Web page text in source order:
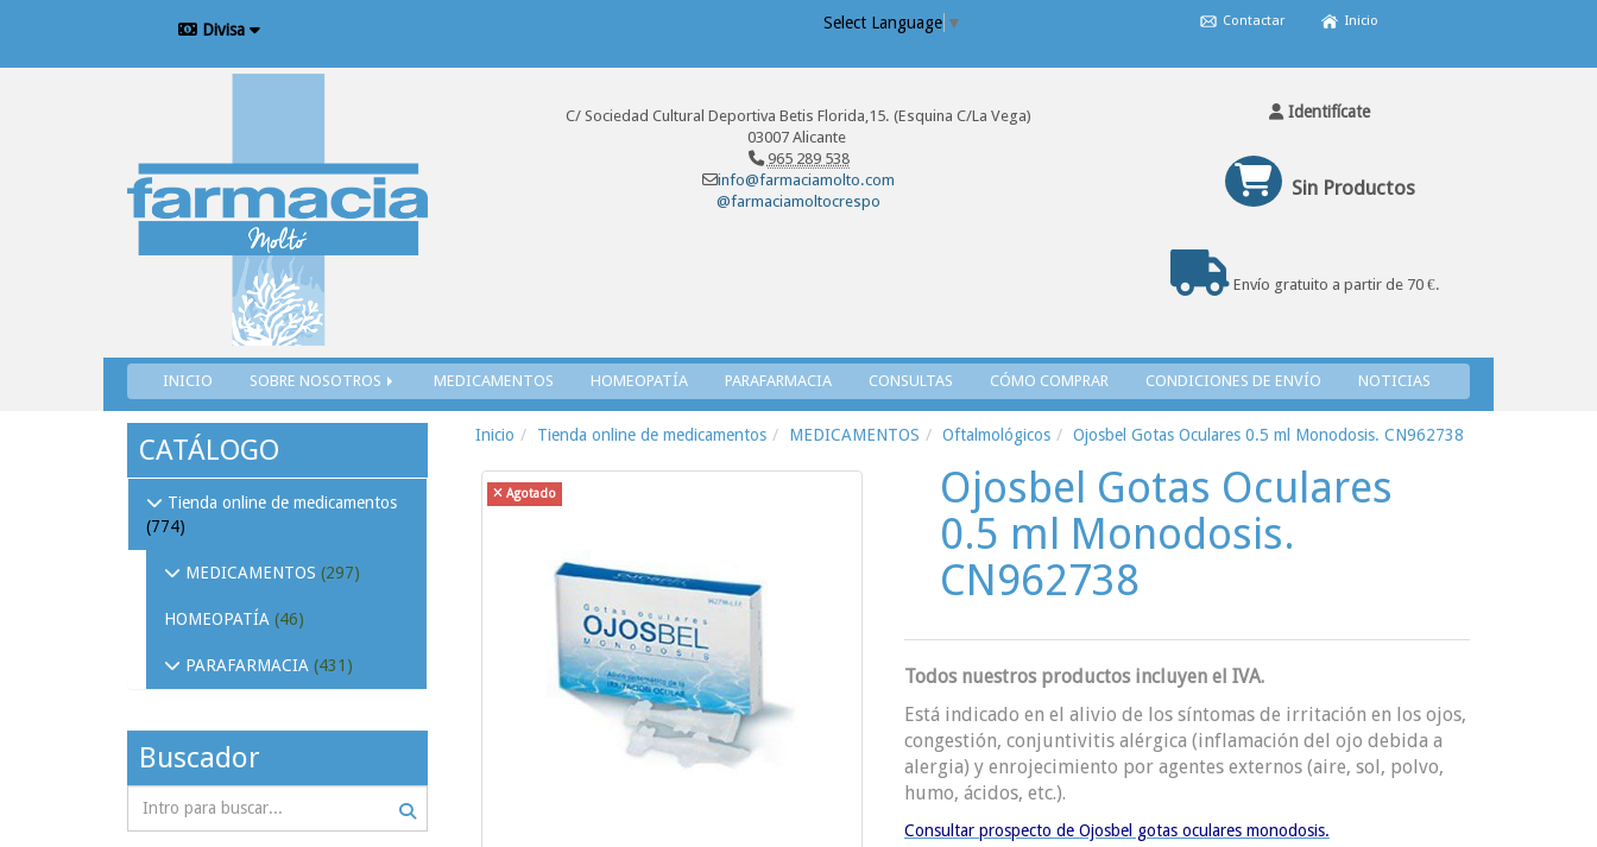
Divisa Select Language ▼ Contactar Inicio
C/ Sociedad Cultural Deportiva Betis Florida,15. (Esquina C/La Vega)
03007 Alicante
965 289 538
info@farmaciamolto.com
@farmaciamoltocrespo
Identifícate
Sin Productos
Envío gratuito a partir de 70 €.
INICIO SOBRE NOSOTROS MEDICAMENTOS HOMEOPATÍA PARAFARMACIA CONSULTAS CÓMO COMPRAR CONDICIONES DE ENVÍO NOTICIAS
Inicio Tienda online de medicamentos MEDICAMENTOS Oftalmológicos Ojosbel Gotas Oculares 0.5 ml Monodosis. CN962738
Agotado
Ojosbel Gotas Oculares
0.5 ml Monodosis.
CN962738
Todos nuestros productos incluyen el IVA.
Está indicado en el alivio de los síntomas de irritación en los ojos,
congestión, conjuntivitis alérgica (inflamación del ojo debida a
alergia) y enrojecimiento por agentes externos (aire, sol, polvo,
humo, ácidos, etc.).
Consultar prospecto de Ojosbel gotas oculares monodosis.
CATÁLOGO
Tienda online de medicamentos
(774)
MEDICAMENTOS (297)
HOMEOPATÍA (46)
PARAFARMACIA (431)
Buscador